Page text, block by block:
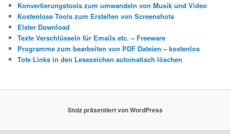
Konvertierungstools zum umwandeln von Musik und Video
Kostenlose Tools zum Erstellen von Screenshots
Elster Download
Texte Verschlüsseln für Emails etc. – Freeware
Programme zum bearbeiten von PDF Dateien – kostenlos
Tote Links in den Lesezeichen automatisch löschen
Stolz präsentiert von WordPress